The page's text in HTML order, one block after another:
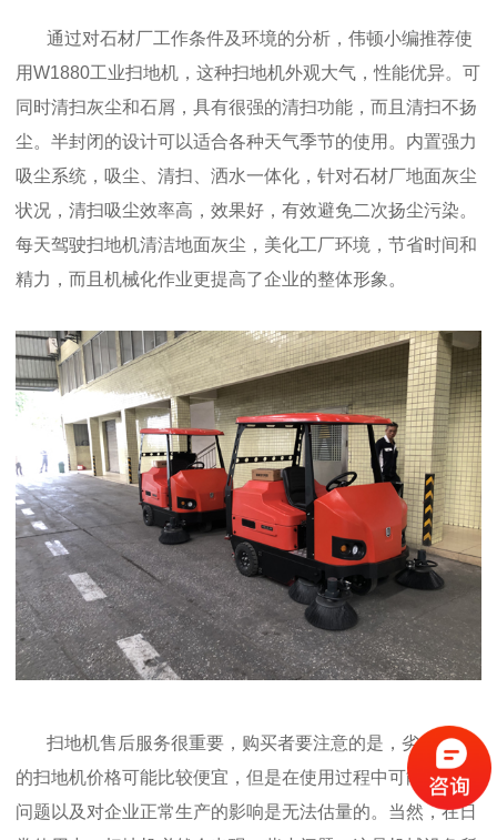
通过对石材厂工作条件及环境的分析，伟顿小编推荐使
用W1880工业扫地机，这种扫地机外观大气，性能优异。可
同时清扫灰尘和石屑，具有很强的清扫功能，而且清扫不扬
尘。半封闭的设计可以适合各种天气季节的使用。内置强力
吸尘系统，吸尘、清扫、洒水一体化，针对石材厂地面灰尘
状况，清扫吸尘效率高，效果好，有效避免二次扬尘污染。
每天驾驶扫地机清洁地面灰尘，美化工厂环境，节省时间和
精力，而且机械化作业更提高了企业的整体形象。
扫地机售后服务很重要，购买者要注意的是，劣质品牌
的扫地机价格可能比较便宜，但是在使用过程中可能出现的
问题以及对企业正常生产的影响是无法估量的。当然，在日